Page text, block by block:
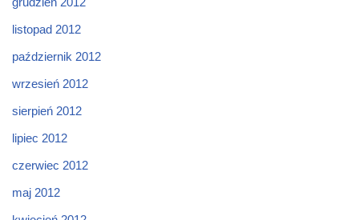
listopad 2012
październik 2012
wrzesień 2012
sierpień 2012
lipiec 2012
czerwiec 2012
maj 2012